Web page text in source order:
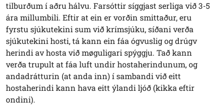
tilburðum í aðru hálvu. Farsóttir síggjast serliga við 3-5
ára millumbili. Eftir at ein er vorðin smittaður, eru
fyrstu sjúkutekini sum við krímsjúku, síðani verða
sjúkutekini hosti, tá kann ein fáa ógvuslig og drúgv
herindi av hosta við møguligari spýggju. Tað kann
verða trupult at fáa luft undir hostaherindunum, og
andadrátturin (at anda inn) í sambandi við eitt
hostaherindi kann hava eitt ýlandi ljóð (kikka eftir
ondini).